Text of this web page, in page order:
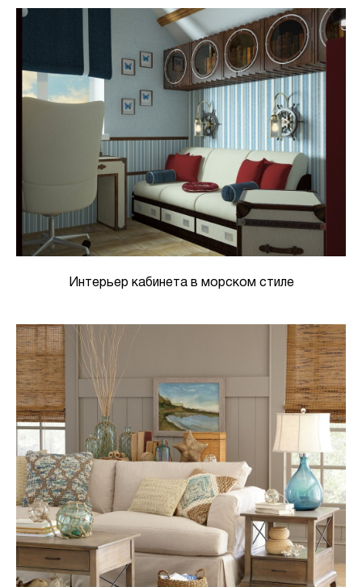
Интерьер кабинета в морском стиле